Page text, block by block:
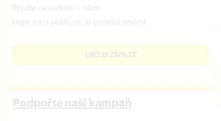
Přijďte na setkání s námi
Dejte nám vědět, co je potřeba změnit
CHCI SE ZAPOJIT
Podpořte naši kampaň